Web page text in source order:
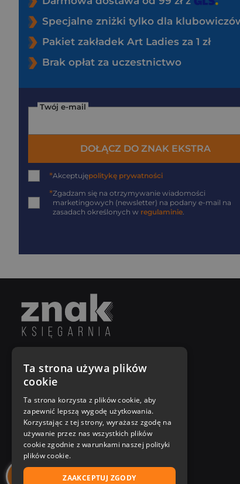
Specjalne zniżki tylko dla
Pakiet zakładek Art Ladies za 1 zł
Brak opłat za uczestnictwo
Twój e-mail
DOŁĄCZ DO ZNAK EKSTRA
*Akceptujępolitykę prywatności
*Zgadzam się na otrzymywanie wiadomości
marketingowych (newsletter) na podany e-mail na
zasadach określonych w regulaminie.
Poniedziałek - Piątek
8:00 - 18:00
[email protected]
Bądź z nami na bieżąco
Ta strona używa plików
cookie
Ta strona korzysta z plików cookie, aby
zapewnić lepszą wygodę użytkowania.
Korzystając z tej strony, wyrażasz zgodę na
używanie przez nas wszystkich plików
cookie zgodnie z warunkami naszej polityki
plików cookie.
ZAAKCEPTUJ ZGODY